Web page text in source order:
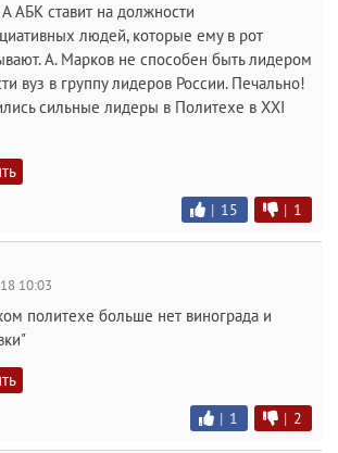
А АБК ставит на должности
людей, которые ему в рот
А. Марков не способен быть лидером
вуз в группу лидеров России. Печально!
сильные лидеры в Политехе в XXI
| 15 | 1
10:03
политехе больше нет винограда и
| 1 | 2